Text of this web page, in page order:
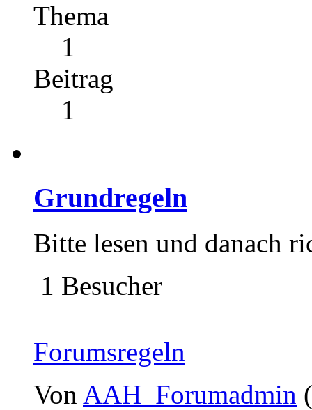
Thema
1
Beitrag
1
Grundregeln
Bitte lesen und danach
1 Besucher
Forumsregeln
Von AAH_Forumadmin